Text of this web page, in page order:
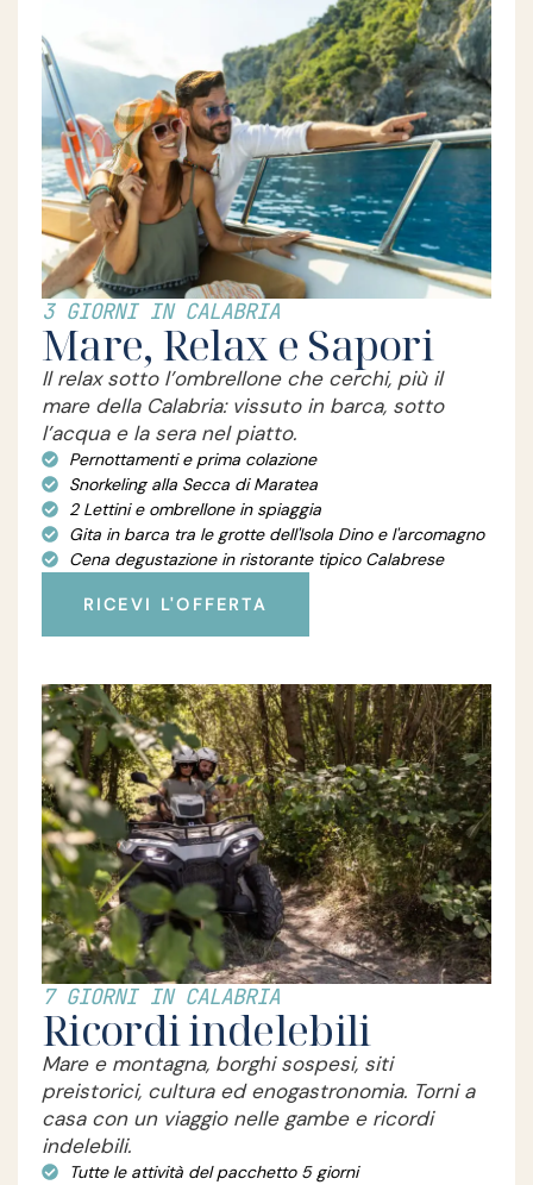
3 GIORNI IN CALABRIA
Mare, Relax e Sapori
Il relax sotto l’ombrellone che cerchi, più il
mare della Calabria: vissuto in barca, sotto
l’acqua e la sera nel piatto.
Pernottamenti e prima colazione
Snorkeling alla Secca di Maratea
2 Lettini e ombrellone in spiaggia
Gita in barca tra le grotte dell'Isola Dino e l'arcomagno
Cena degustazione in ristorante tipico Calabrese
RICEVI L'OFFERTA
7 GIORNI IN CALABRIA
Ricordi indelebili
Mare e montagna, borghi sospesi, siti
preistorici, cultura ed enogastronomia. Torni a
casa con un viaggio nelle gambe e ricordi
indelebili.
Tutte le attività del pacchetto 5 giorni